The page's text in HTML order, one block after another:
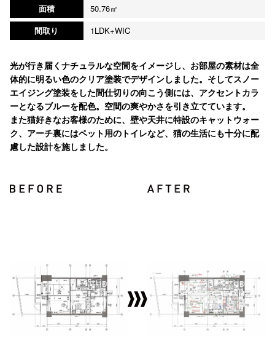
面積
50.76㎡
間取り
1LDK+WIC
光が行き届くナチュラルな空間をイメージし、お部屋の素材は全
体的に明るい色のクリア塗装でデザインしました。そしてスノー
エイジング塗装をした間仕切りの向こう側には、アクセントカラ
ーとなるブルーを配色。空間の爽やかさを引き立てています。
また猫好きなお客様のために、壁や天井に特設のキャットウォー
ク、アーチ裏にはペット用のトイレなど、猫の生活にも十分に配
慮した設計を施しました。